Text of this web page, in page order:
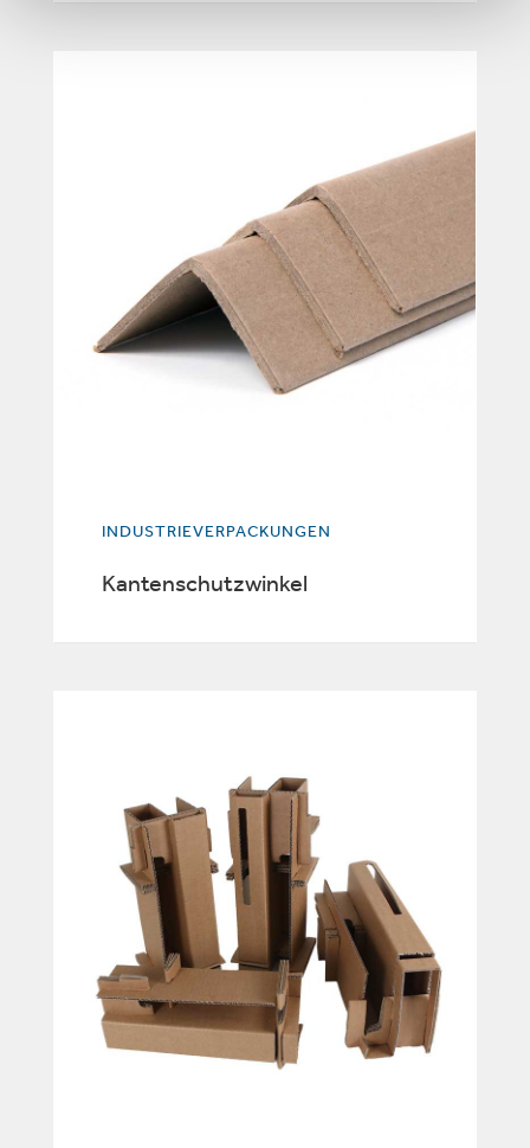
INDUSTRIEVERPACKUNGEN
Kantenschutzwinkel